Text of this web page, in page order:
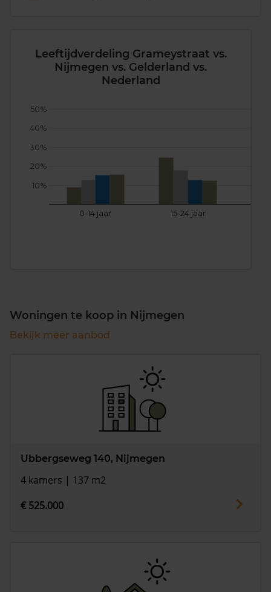
Leeftijdverdeling Grameystraat vs.
Nijmegen vs. Gelderland vs.
Nederland
0-14 jaar 15-24 jaar
10%
20%
30%
40%
50%
Woningen te koop in Nijmegen
Bekijk meer aanbod
Ubbergseweg 140, Nijmegen
4 kamers | 137 m2
€ 525.000